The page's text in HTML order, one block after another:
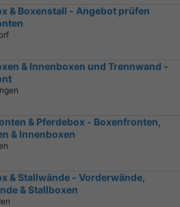
& Boxenstall - Angebot prüfen
& Innenboxen und Trennwand -
& Pferdebox - Boxenfronten,
& Innenboxen
& Stallwände - Vorderwände,
& Stallboxen